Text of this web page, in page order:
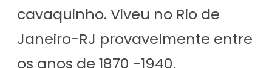
cavaquinho. Viveu no Rio de
Janeiro-RJ provavelmente entre
os anos de 1870 -1940.